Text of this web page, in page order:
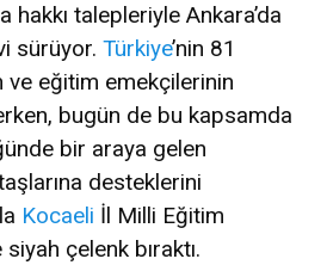
hakkı talepleriyle Ankara’da
sürüyor. Türkiye’nin 81
eğitim emekçilerinin
bugün de bu kapsamda
bir araya gelen
desteklerini
Kocaeli İl Milli Eğitim
çelenk bıraktı.